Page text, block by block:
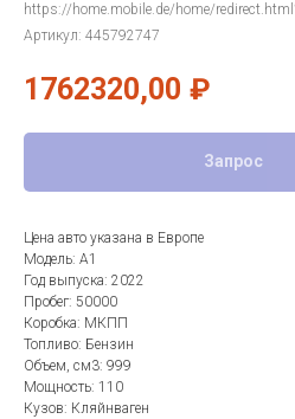
https://home.mobile.de/home/
Артикул: 445792747
1762320,00 ₽
Запрос
Цена авто указана в Европе
Модель: A1
Год выпуска: 2022
Пробег: 50000
Коробка: МКПП
Топливо: Бензин
Объем, см3: 999
Мощность: 110
Кузов: Кляйнваген